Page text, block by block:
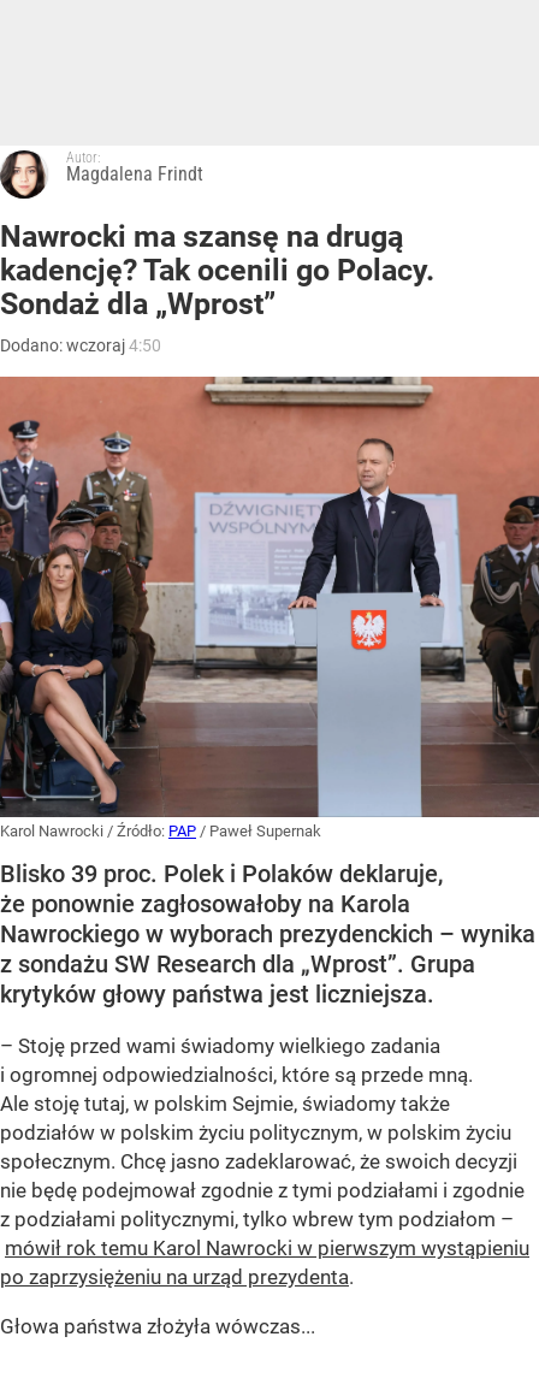
Autor:
Magdalena Frindt
Nawrocki ma szansę na drugą
kadencję? Tak ocenili go Polacy.
Sondaż dla „Wprost”
Dodano:wczoraj4:50
Karol Nawrocki / Źródło: PAP / Paweł Supernak
Blisko 39 proc. Polek i Polaków deklaruje,
że ponownie zagłosowałoby na Karola
Nawrockiego w wyborach prezydenckich – wynika
z sondażu SW Research dla „Wprost”. Grupa
krytyków głowy państwa jest liczniejsza.
– Stoję przed wami świadomy wielkiego zadania
i ogromnej odpowiedzialności, które są przede mną.
Ale stoję tutaj, w polskim Sejmie, świadomy także
podziałów w polskim życiu politycznym, w polskim życiu
społecznym. Chcę jasno zadeklarować, że swoich decyzji
nie będę podejmował zgodnie z tymi podziałami i zgodnie
z podziałami politycznymi, tylko wbrew tym podziałom –
mówił rok temu Karol Nawrocki w pierwszym wystąpieniu
po zaprzysiężeniu na urząd prezydenta.
Głowa państwa złożyła wówczas...